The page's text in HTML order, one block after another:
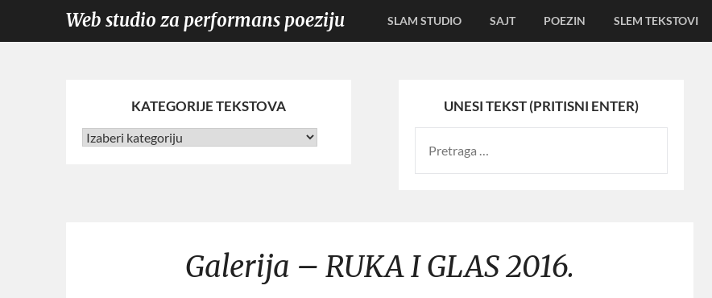
Web studio za performans poeziju SLAM STUDIO SAJT POEZIN SLEM TEKSTOVI
KATEGORIJE TEKSTOVA UNESI TEKST (PRITISNI ENTER)
Galerija – RUKA I GLAS 2016.